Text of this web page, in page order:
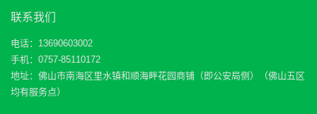
联系我们
电话：13690603002
手机：0757-85110172
地址：佛山市南海区里水镇和顺海畔花园商铺（即公安局侧）（佛山五区
均有服务点）